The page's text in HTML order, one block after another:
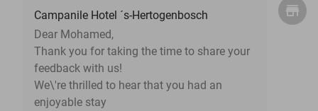
Campanile Hotel ´s-Hertogenbosch
Dear Mohamed,
Thank you for taking the time to share your
feedback with us!
We\'re thrilled to hear that you had an
enjoyable stay